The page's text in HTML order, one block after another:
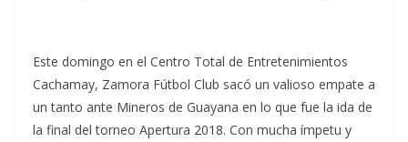
Este domingo en el Centro Total de Entretenimientos
Cachamay, Zamora Fútbol Club sacó un valioso empate a
un tanto ante Mineros de Guayana en lo que fue la ida de
la final del torneo Apertura 2018. Con mucha ímpetu y